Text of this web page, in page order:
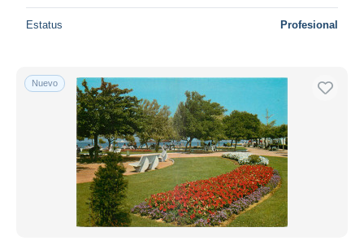
Estatus Profesional
Nuevo